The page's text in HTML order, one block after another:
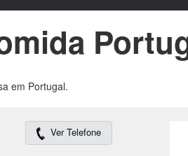
em Portugal.
Ver Telefone